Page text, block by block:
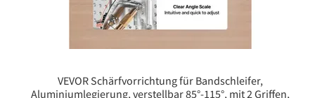
VEVOR Schärfvorrichtung für Bandschleifer,
Aluminiumlegierung, verstellbar 85°-115°, mit 2 Griffen,